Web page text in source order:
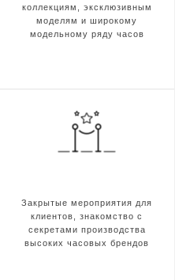
коллекциям, эксклюзивным
моделям и широкому
модельному ряду часов
Закрытые мероприятия для
клиентов, знакомство с
секретами производства
высоких часовых брендов